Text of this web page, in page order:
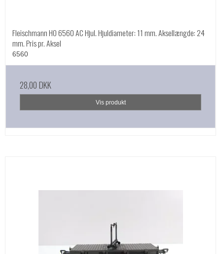
Fleischmann HO 6560 AC Hjul. Hjuldiameter: 11 mm. Aksellængde: 24
mm. Pris pr. Aksel
6560
28,00 DKK
Vis produkt